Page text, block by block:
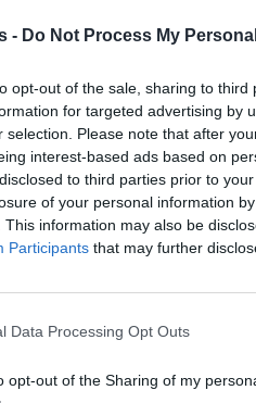
- Do Not Process My
opt-out of the sale, sharing to
for targeted advertising by
selection. Please note that after
interest-based ads based on
to third parties prior to
of your personal information
This information may also be
Participants that may further
Data Processing Opt Outs
opt-out of the Sharing of my
πρόγραμμα σωτηρίας
δεδομένου ότι το ΔΝΤ
πριν από
τον Αύγουστο.
στις
χρέους μερικών
έτους, η ΕΚΤ
είχαν ακόμα
ευρώ. Αυτά θα
με τη βοήθεια του
ύψους 86